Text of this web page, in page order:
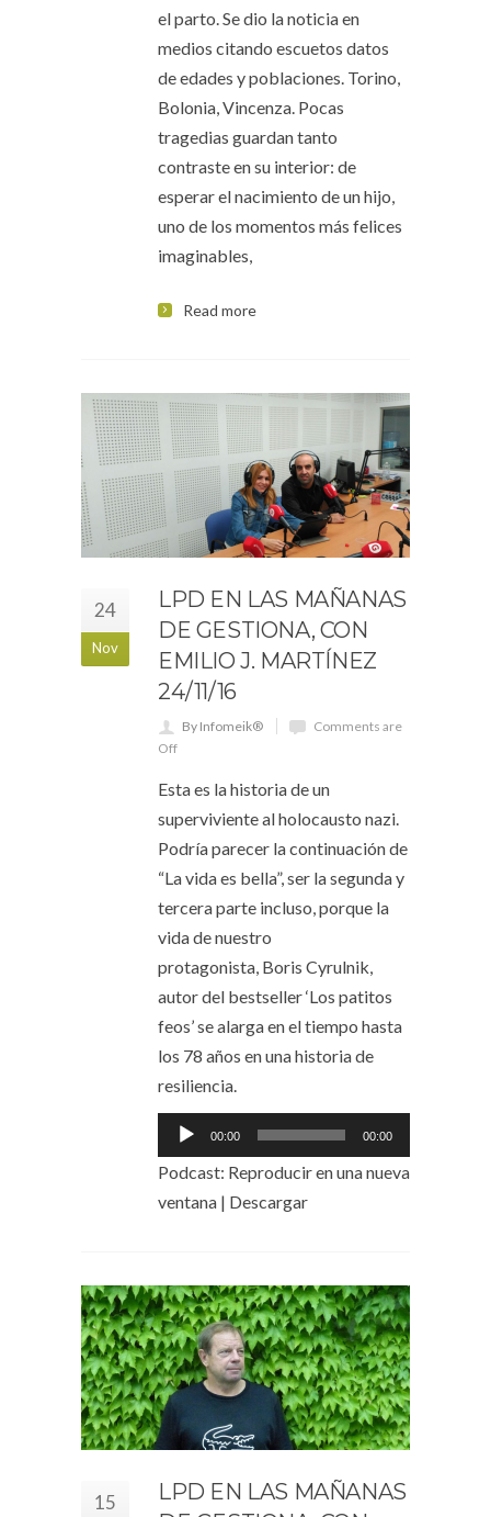
el parto. Se dio la noticia en
medios citando escuetos datos
de edades y poblaciones. Torino,
Bolonia, Vincenza. Pocas
tragedias guardan tanto
contraste en su interior: de
esperar el nacimiento de un hijo,
uno de los momentos más felices
imaginables,
Read more
24
Nov
LPD EN LAS MAÑANAS
DE GESTIONA, CON
EMILIO J. MARTÍNEZ
24/11/16
By Infomeik®
Comments are
Off
Esta es la historia de un
superviviente al holocausto nazi.
Podría parecer la continuación de
“La vida es bella”, ser la segunda y
tercera parte incluso, porque la
vida de nuestro
protagonista, Boris Cyrulnik,
autor del bestseller ‘Los patitos
feos’ se alarga en el tiempo hasta
los 78 años en una historia de
resiliencia.
Reproductor
de
audio
00:00 00:00
Podcast: Reproducir en una nueva
ventana | Descargar
15
LPD EN LAS MAÑANAS